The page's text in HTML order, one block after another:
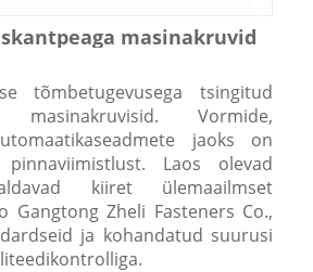
masinakruvid
tõmbetugevusega tsingitud
masinakruvisid. Vormide,
jaoks on
Laos olevad
kiiret ülemaailmset
Gangtong Zheli Fasteners Co.,
ja kohandatud suurusi